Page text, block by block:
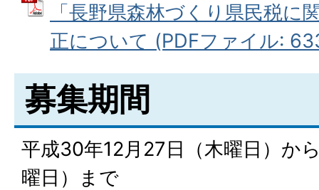
「長野県森林づくり県民税に
正について (PDFファイル:
募集期間
平成30年12月27日（木曜日）か
曜日）まで